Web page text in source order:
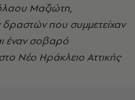
Μαζιώτη,
που συμμετείχαν
έναν σοβαρό
Νέο Ηράκλειο Αττικής